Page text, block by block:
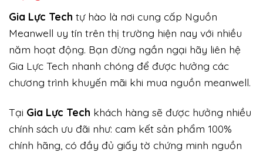
Gia Lực Tech tự hào là nơi cung cấp Nguồn
Meanwell uy tín trên thị trường hiện nay với nhiều
năm hoạt động. Bạn đừng ngần ngại hãy liên hệ
Gia Lực Tech nhanh chóng để được hưởng các
chương trình khuyến mãi khi mua nguồn meanwell.
Tại Gia Lực Tech khách hàng sẽ được hưởng nhiều
chính sách ưu đãi như: cam kết sản phẩm 100%
chính hãng, có đầy đủ giấy tờ chứng minh nguồn